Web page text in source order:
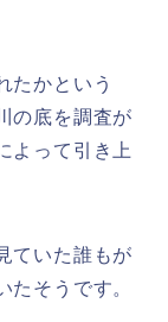
たかという
の底を調査が
よって引き上
ていた誰もが
たそうです。